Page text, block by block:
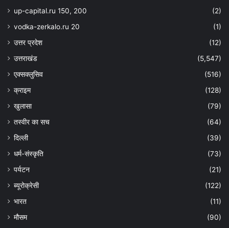
up-capital.ru 150, 200
(2)
vodka-zerkalo.ru 20
(1)
उत्तर प्रदेश
(12)
उत्तराखंड
(5,547)
एक्सक्लुसिव
(516)
क्राइम
(128)
खुलासा
(79)
तस्वीर का सच
(64)
दिल्ली
(39)
धर्म-संस्कृति
(73)
पर्यटन
(21)
ब्यूरोक्रेसी
(122)
भारत
(11)
मौसम
(90)